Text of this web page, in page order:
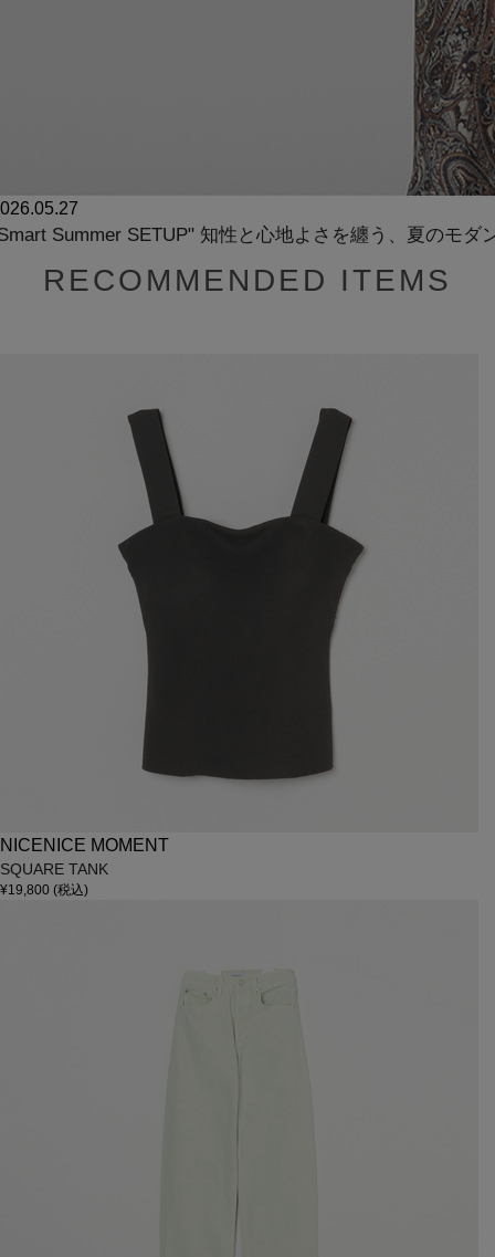
Summer SETUP" 知性と心地よさを纏う、夏のモダ
RECOMMENDED ITEMS
NICENICE MOMENT
SQUARE TANK
¥19,800 (税込)